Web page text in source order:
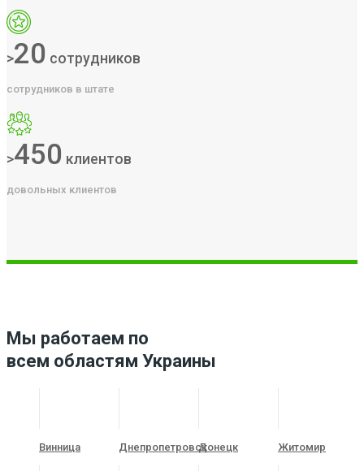
>20 сотрудников
сотрудников в штате
>450 клиентов
довольных клиентов
Мы работаем по
всем областям Украины
Винница ДнепропетровскДонецк Житомир